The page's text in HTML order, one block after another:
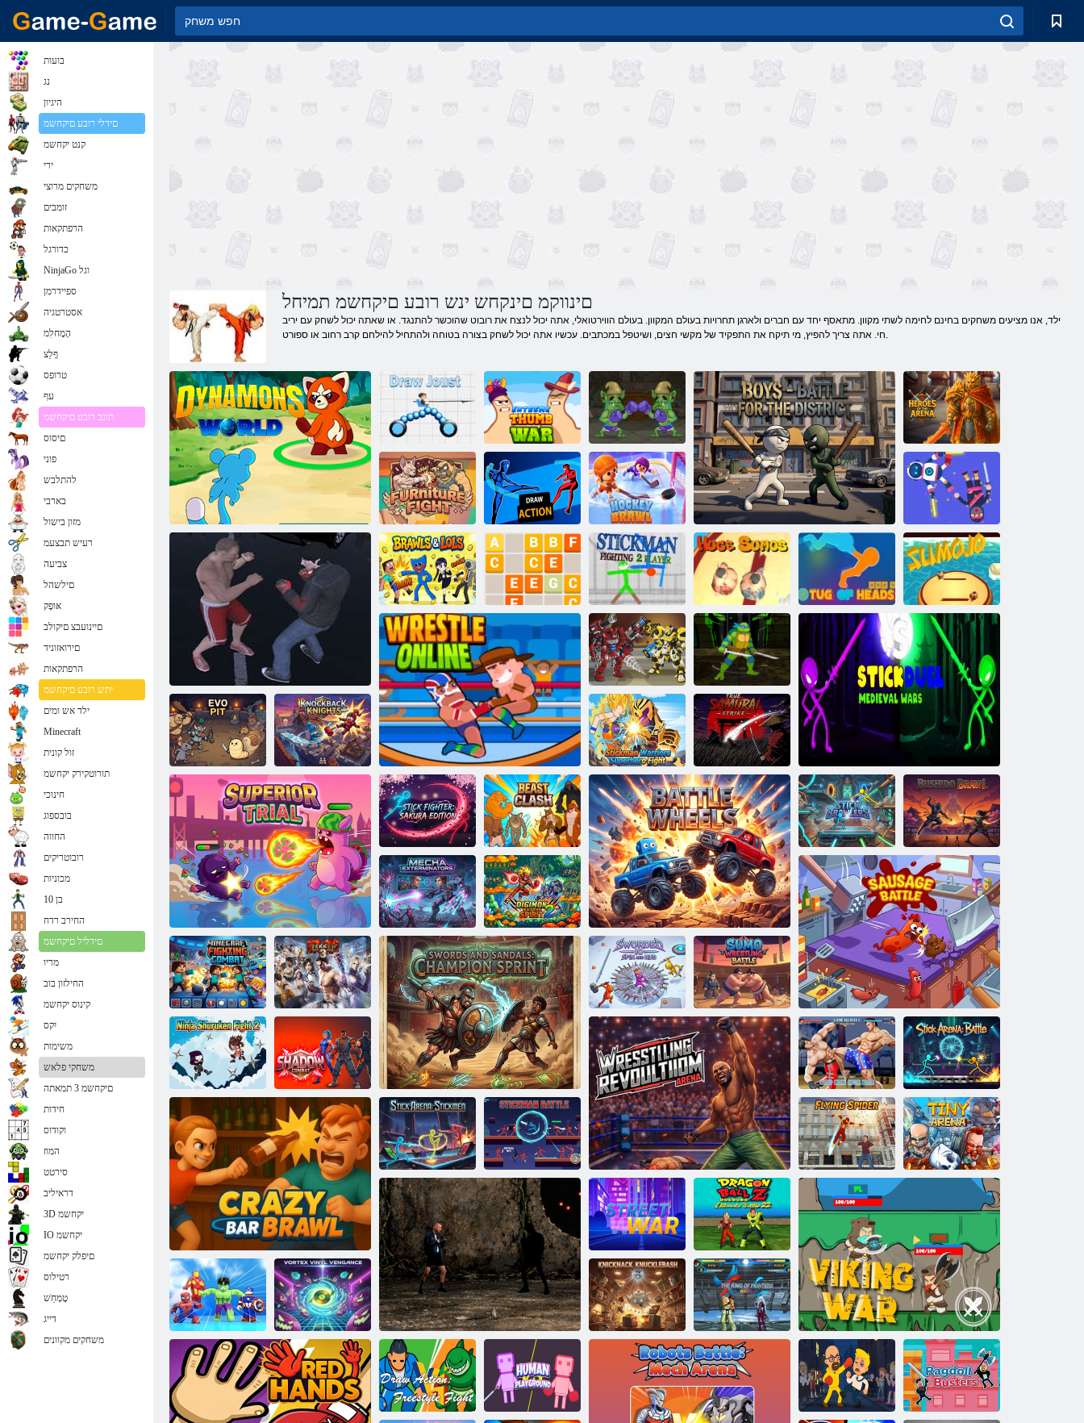
םינווקמ םינקחש ינש רובע םיקחשמ תמיחל
ילד, אנו מציעים משחקים בחינם לחימה לשתי מקוון. מתאסף יחד עם חברים ולארגן תחרויות בעולם המקוון. בעולם הווירטואלי, אתה יכול לנצח את רובוט שהוכשר להתנגד. או שאתה יכול לשחק עם יריב
חי. אתה צריך להפיץ, מי תיקח את התפקיד של מקשי חצים, ושיטפל במכתבים. עכשיו אתה יכול לשחק בצורה בטוחה ולהתחיל להילחם קרב רחוב או ספורט.
Dynamons םלועה
טסו'ג תא רייצ
/ םירטסקאה
םירטסקאה
תמחלמ
לורט ףורגיא
זוחמה לע ברק - םינב
הנרא ירוביג
םיטיהר ברק הלועפ רייצ
2 המיחל ןודעומ
יקוה הטטק Ragdoll io
LOLs & תוטטק Z לבק
2 םחלנ ןמקיטס
ןקחש
קנע סומוס שאר תכישמ
תשרב תוקבאיה
.ומוס io
2 םחול טובור
רפוס
TMNT: Kickin
'ןשיה רפסה הז
םייניבה ימי ברק וד ברק
קאבקונ יריבא
ןמקיטס ימחול לש
לעה ירוביג ברק
הלועמ טפשמ
התיבש :יתימא
יארומס
Stick Fighter:
Sakura Edition
Beast Clash
ברק ילגלג
רלורב לקמ ודישוב הטטק
הכמ יריבדמ
תויקינקנ ברק
Digimon Battle
Spirit 2
Minecraft
Fighting Combat
Tekken 3
ףולא טנירפס :םילדנסו תוברח
Sworded io -
Spin and Rub
ומוס תוקבאיה
ברק
2 ןקירוש ה'גנינ
ברק
תוקבאיה לש הכפהמה תריז
םיללצ ברק רשוכ רדח ירוביג ברק :לקמ תריז
תפרוטמ רב הטטק
Stickmen :לקמ
תריז
ןמקיטס ברק ףפועמ שיבכע
בוחר תמחלמ
Dragon Ball Z
Ultimate Battle
22
לע רוביג ןוקייט
Vortex Vinyl
Vengeance
Knickknack
Knuckle
םימחולה ךלמ
בועות
נג
היגיון
םידלי רובע םיקחשמ
קנט יקחשמ
ירי
משחקים מרוצי
זומבים
הרפתקאות
כדורגל
NinjaGo וגל
ספיידרמן
אסטרטגיה
הָמָחלִמ
ףָלַצ
טרופס
עף
תונב רובע םיקחשמ
םיסוס
פוני
להתלבש
בארבי
מזון בישול
רעיש תבצעמ
צביעה
םילשהל
אּופָק
םיינועבצ םיקולב
םירואזוניד
הרפתקאות
יתש רובע םיקחשמ
ילד אש ומים
Minecraft
זול קונית
תורוטקירק יקחשמ
חינוכי
בובספוג
החווה
רובוטריקים
מכוניות
בן 10
החירב רדח
םידליל םיקחשמ
מריו
החילזון בוב
קינוס יקחשמ
יִקס
משימות
משחקי פלאש
םיקחשמ 3 תמאתה
חידות
וקודוס
המוז
סירטט
דראיליב
3D יקחשמ
IO יקחשמ
םיפלק יקחשמ
רטילוס
טָמְחַׁש
דייג
משחקים מקוונים